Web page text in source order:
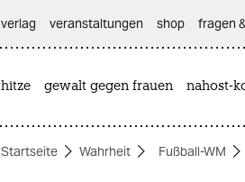
themen
verlag
veranstaltungen shop fragen
hitze gewalt gegen frauen nahost-
Startseite Wahrheit Fußball-WM